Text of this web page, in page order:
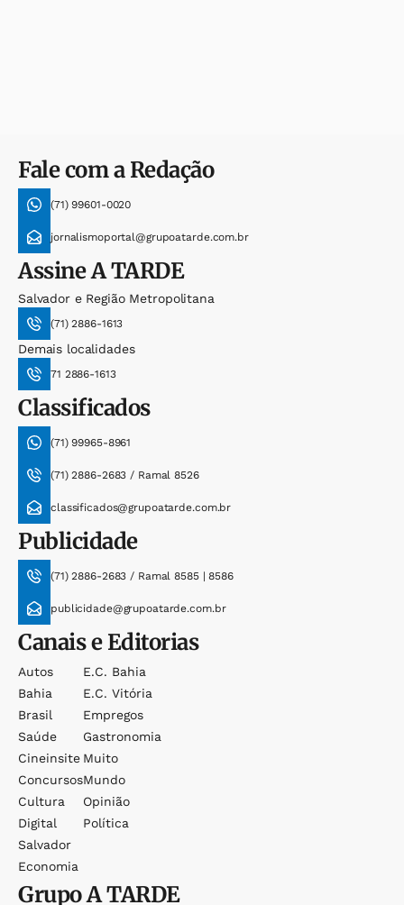
Fale com a Redação
(71) 99601-0020
jornalismoportal@grupoatarde.com.br
AssineA TARDE
Salvador e Região Metropolitana
(71) 2886-1613
Demais localidades
71 2886-1613
Classificados
(71) 99965-8961
(71) 2886-2683 / Ramal 8526
classificados@grupoatarde.com.br
Publicidade
(71) 2886-2683 / Ramal 8585 | 8586
publicidade@grupoatarde.com.br
Canais e Editorias
Autos
Bahia
Brasil
Saúde
Cineinsite
Concursos
Cultura
Digital
Salvador
Economia
E.c. Bahia
E.c. Vitória
Empregos
Gastronomia
Muito
Mundo
Opinião
Política
GrupoA TARDE